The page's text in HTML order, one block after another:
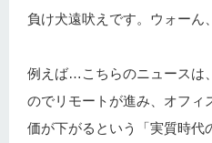
負け犬遠吠えです。ウォーん
例えば…こちらのニュースは
のでリモートが進み、オフィ
価が下がるという「実質時代